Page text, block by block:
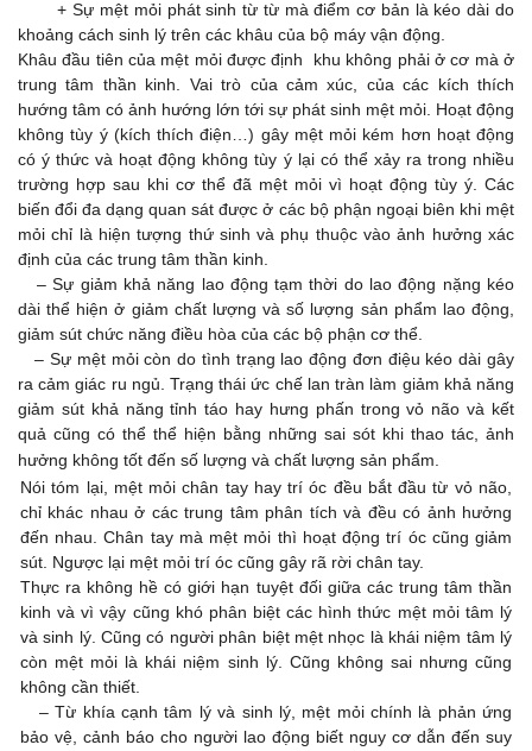
+ Sự mệt mỏi phát sinh từ từ mà điểm cơ bản là kéo dài do
khoảng cách sinh lý trên các khâu của bộ máy vận động.
Khâu đầu tiên của mệt mỏi được định khu không phải ở cơ mà ở
trung tâm thần kinh. Vai trò của cảm xúc, của các kích thích
hướng tâm có ảnh hướng lớn tới sự phát sinh mệt mỏi. Hoạt động
không tùy ý (kích thích điện…) gây mệt mỏi kém hơn hoạt động
có ý thức và hoạt động không tùy ý lại có thể xảy ra trong nhiều
trường hợp sau khi cơ thể đã mệt mỏi vì hoạt động tùy ý. Các
biến đổi đa dạng quan sát được ở các bộ phận ngoại biên khi mệt
mỏi chỉ là hiện tượng thứ sinh và phụ thuộc vào ảnh hưởng xác
định của các trung tâm thần kinh.
–Sự giảm khả năng lao động tạm thời do lao động nặng kéo
dài thể hiện ở giảm chất lượng và số lượng sản phẩm lao động,
giảm sút chức năng điều hòa của các bộ phận cơ thể.
–Sự mệt mỏi còn do tình trạng lao động đơn điệu kéo dài gây
ra cảm giác ru ngủ. Trạng thái ức chế lan tràn làm giảm khả năng
giảm sút khả năng tỉnh táo hay hưng phấn trong vỏ não và kết
quả cũng có thể thể hiện bằng những sai sót khi thao tác, ảnh
hưởng không tốt đến số lượng và chất lượng sản phẩm.
Nói tóm lại, mệt mỏi chân tay hay trí óc đều bắt đầu từ vỏ não,
chỉ khác nhau ở các trung tâm phân tích và đều có ảnh hưởng
đến nhau. Chân tay mà mệt mỏi thì hoạt động trí óc cũng giảm
sút. Ngược lại mệt mỏi trí óc cũng gây rã rời chân tay.
Thực ra không hề có giới hạn tuyệt đối giữa các trung tâm thần
kinh và vì vậy cũng khó phân biệt các hình thức mệt mỏi tâm lý
và sinh lý. Cũng có người phân biệt mệt nhọc là khái niệm tâm lý
còn mệt mỏi là khái niệm sinh lý. Cũng không sai nhưng cũng
không cần thiết.
–Từ khía cạnh tâm lý và sinh lý, mệt mỏi chính là phản ứng
bảo vệ, cảnh báo cho người lao động biết nguy cơ dẫn đến suy